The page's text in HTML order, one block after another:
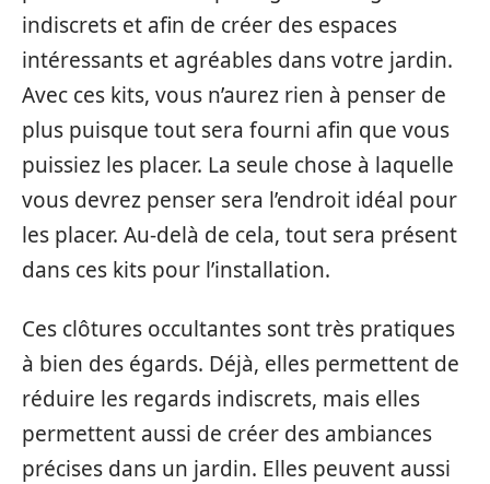
indiscrets et afin de créer des espaces
intéressants et agréables dans votre jardin.
Avec ces kits, vous n’aurez rien à penser de
plus puisque tout sera fourni afin que vous
puissiez les placer. La seule chose à laquelle
vous devrez penser sera l’endroit idéal pour
les placer. Au-delà de cela, tout sera présent
dans ces kits pour l’installation.
Ces clôtures occultantes sont très pratiques
à bien des égards. Déjà, elles permettent de
réduire les regards indiscrets, mais elles
permettent aussi de créer des ambiances
précises dans un jardin. Elles peuvent aussi